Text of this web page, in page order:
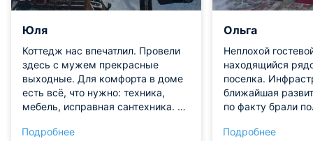
Юля
Коттедж нас впечатлил. Провели
здесь с мужем прекрасные
выходные. Для комфорта в доме
есть всё, что нужно: техника,
мебель, исправная сантехника. От
потрясающие эмоции.
Подробнее
Ольга
Неплохой
находящийся
поселка.
ближайшая
по факту брали
удобствами для
Подробнее